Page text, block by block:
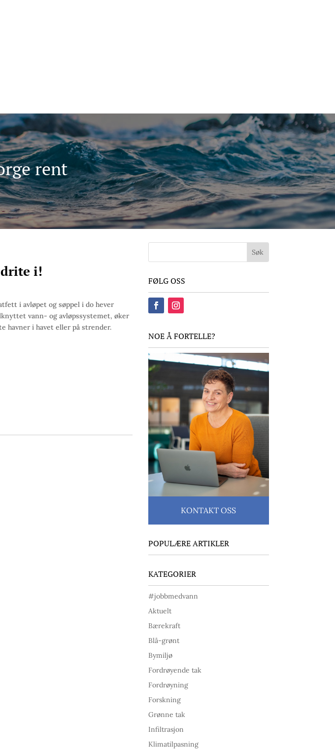
rent
drite i!
i avløpet og søppel i do hever
vann- og avløpssystemet, øker
havner i havet eller på strender.
FØLG OSS
NOE Å FORTELLE?
KONTAKT OSS
POPULÆRE ARTIKLER
KATEGORIER
#jobbmedvann
Aktuelt
Bærekraft
Blå-grønt
Bymiljø
Fordrøyende tak
Fordrøyning
Forskning
Grønne tak
Infiltrasjon
Klimatilpasning